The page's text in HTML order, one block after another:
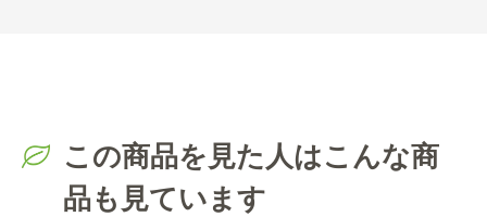
この商品を見た人はこんな商
品も見ています